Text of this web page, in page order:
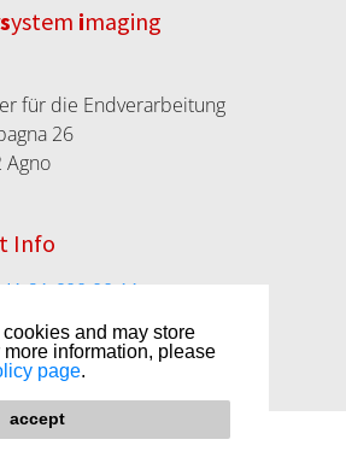
and may store
information, please
page.
accept
system imaging
für die Endverarbeitung
26
Agno
Info
+41 91 600 00 11